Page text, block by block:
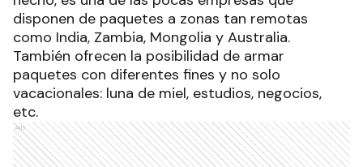
disponen de paquetes a zonas tan remotas
como India, Zambia, Mongolia y Australia.
También ofrecen la posibilidad de armar
paquetes con diferentes fines y no solo
vacacionales: luna de miel, estudios, negocios,
etc.
Ads